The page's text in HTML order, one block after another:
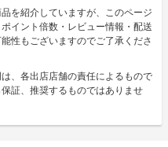
を紹介していますが、このページ
イント倍数・レビュー情報・配送
性もございますのでご了承くださ
、各出店店舗の責任によるもので
証、推奨するものではありませ